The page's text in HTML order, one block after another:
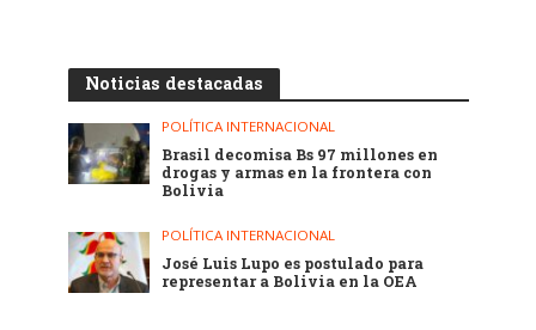
Noticias destacadas
POLÍTICA INTERNACIONAL
Brasil decomisa Bs 97 millones en
drogas y armas en la frontera con
Bolivia
POLÍTICA INTERNACIONAL
José Luis Lupo es postulado para
representar a Bolivia en la OEA